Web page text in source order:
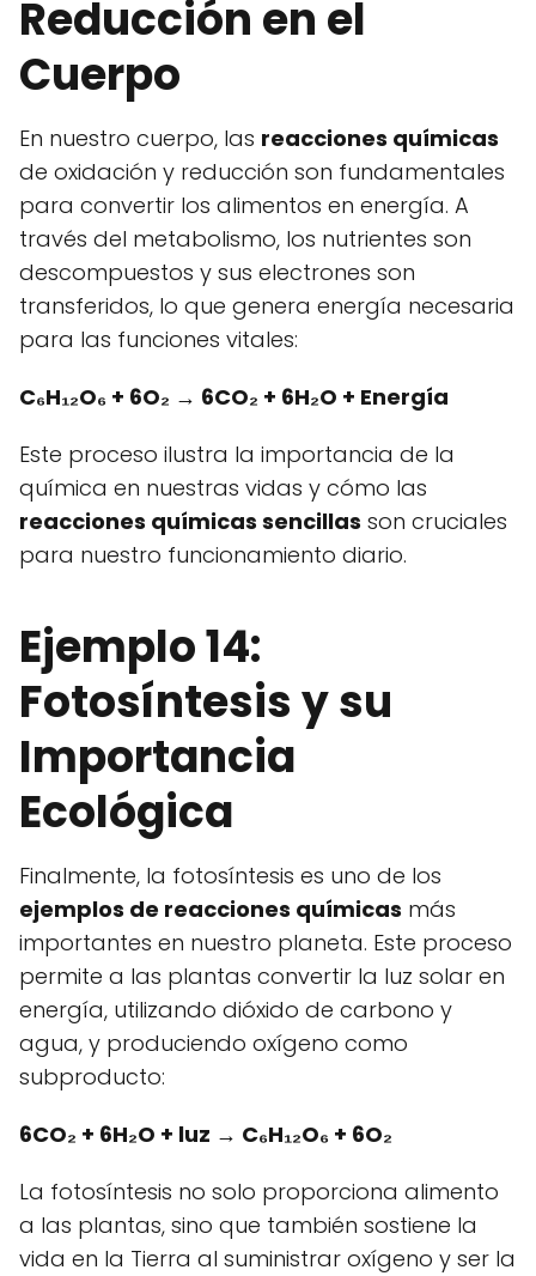
Reducción en el
Cuerpo
En nuestro cuerpo, las reacciones químicas
de oxidación y reducción son fundamentales
para convertir los alimentos en energía. A
través del metabolismo, los nutrientes son
descompuestos y sus electrones son
transferidos, lo que genera energía necesaria
para las funciones vitales:
C₆H₁₂O₆ + 6O₂ → 6CO₂ + 6H₂O + Energía
Este proceso ilustra la importancia de la
química en nuestras vidas y cómo las
reacciones químicas sencillas son cruciales
para nuestro funcionamiento diario.
Ejemplo 14:
Fotosíntesis y su
Importancia
Ecológica
Finalmente, la fotosíntesis es uno de los
ejemplos de reacciones químicas más
importantes en nuestro planeta. Este proceso
permite a las plantas convertir la luz solar en
energía, utilizando dióxido de carbono y
agua, y produciendo oxígeno como
subproducto:
6CO₂ + 6H₂O + luz → C₆H₁₂O₆ + 6O₂
La fotosíntesis no solo proporciona alimento
a las plantas, sino que también sostiene la
vida en la Tierra al suministrar oxígeno y ser la